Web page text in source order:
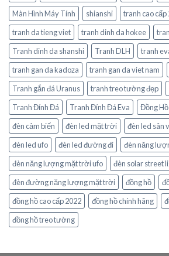
Màn Hình Máy Tính
shianshi
tranh cao cấp
tranh da tieng viet
tranh dinh da hokee
Tranh dinh da shanshi
Tranh DLH tranh
tranh gan da kadoza
tranh gan da viet nam
Tranh gắn đá Uranus
tranh treo tường đẹp
Tranh Đính Đá
Tranh Đính Đá Eva
Đồng
đèn cảm biến
đèn led mặt trời đèn led sân
đèn led ufo
đèn led đường đi
đèn năng
đèn năng lượng mặt trời ufo
đèn solar street
đèn đường năng lượng mặt trời
đồng hồ
đồng hồ cao cấp 2022
đồng hồ chính hãng
đồng hồ treo tường